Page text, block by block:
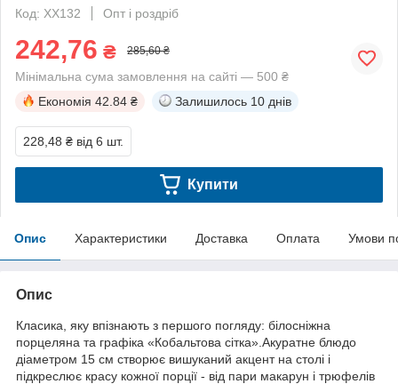
Код: XX132
Опт і роздріб
242,76 ₴ 285,60 ₴
Мінімальна сума замовлення на сайті — 500 ₴
Економія 42.84 ₴ Залишилось 10 днів
228,48 ₴ від 6 шт.
Купити
Опис Характеристики Доставка Оплата Умови
Опис
Класика, яку впізнають з першого погляду: білосніжна
порцеляна та графіка «Кобальтова сітка».Акуратне блюдо
діаметром 15 см створює вишуканий акцент на столі і
підкреслює красу кожної порції - від пари макарун і трюфелів